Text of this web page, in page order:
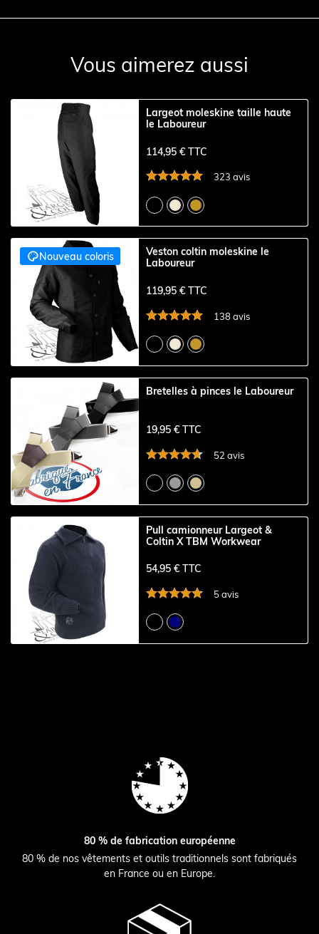
Vous aimerez aussi
Largeot moleskine taille haute
le Laboureur
114,95 € TTC
323 avis
Nouveau coloris
Veston coltin moleskine le
Laboureur
119,95 € TTC
138 avis
Bretelles à pinces le Laboureur
19,95 € TTC
52 avis
Pull camionneur Largeot &
Coltin X TBM Workwear
54,95 € TTC
5 avis
80 % de fabrication européenne
80 % de nos vêtements et outils traditionnels sont fabriqués
en France ou en Europe.